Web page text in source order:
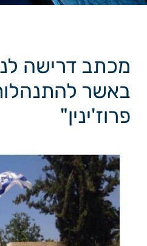
מכתב דרישה
באשר
פרוז'ינין"